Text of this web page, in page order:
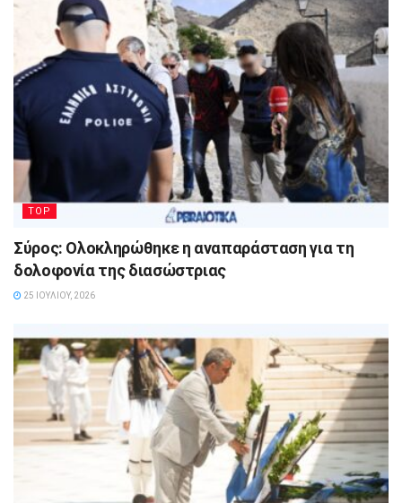
TOP
Σύρος: Ολοκληρώθηκε η αναπαράσταση για τη
δολοφονία της διασώστριας
25 ΙΟΥΛΊΟΥ, 2026